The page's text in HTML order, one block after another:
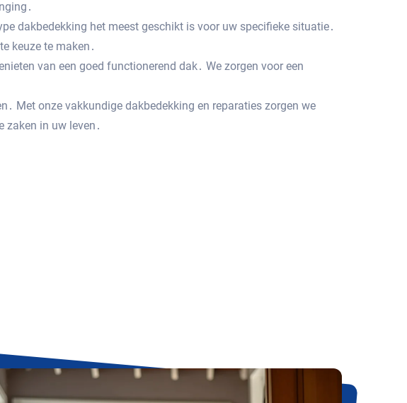
dakbedekking het meest geschikt is voor uw specifieke situatie․
keuze te maken․
van een goed functionerend dak․ We zorgen voor een
Met onze vakkundige dakbedekking en reparaties zorgen we
zaken in uw leven․